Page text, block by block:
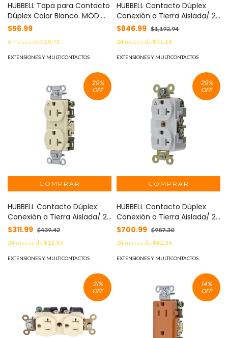
HUBBELL Tapa para Contacto
Dúplex Color Blanco. MOD:
HUB-P8W
$56.99
6meses de$10.73
EXTENSIONES Y MULTICONTACTOS
HUBBELL Contacto Dúplex
Conexión a Tierra Aislada/ 20
A 125 V/ 2 polos 3 Hilos/ Color
Rojo/ Nema 5- 20R/ Grado
Industrial. MOD: HUB-IG5362R
$846.99 $1,192.94
24meses de$51.18
EXTENSIONES Y MULTICONTACTOS
29%
OFF
HUBBELL Contacto Dúplex
Conexión a Tierra Aislada/ 20
A 125 V/ 2 polos 3 Hilos/ Color
Marfil/ Nema 5- 20R/ Grado
Comercial. MOD: HUB-IG5352I
$311.99 $439.42
24meses de$18.85
EXTENSIONES Y MULTICONTACTOS
29%
OFF
HUBBELL Contacto Dúplex
Conexión a Tierra Aislada/ 20
A 125 V/ 2 polos 3 Hilos/ Color
Blanco/ Nema 5- 20R/ Grado
Industrial. MOD: HUB-
IG5362W
$700.99 $987.30
24meses de$42.36
EXTENSIONES Y MULTICONTACTOS
21%
OFF
14%
OFF